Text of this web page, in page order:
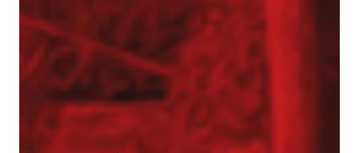
Baza TERGON w dniu 14 lipca 2026
Wynajem maszyn
Jubileusz: 20-lecie KONKRET i 10-lecie TERGON
Operator Wiertnicy – Kotwiarki (K/M)
Galeria z otwarcia Bazy Sprzętu TERGON